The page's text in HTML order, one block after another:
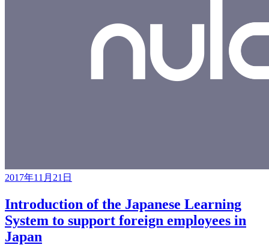
2017年11月21日
Introduction of the Japanese Learning
System to support foreign employees in
Japan